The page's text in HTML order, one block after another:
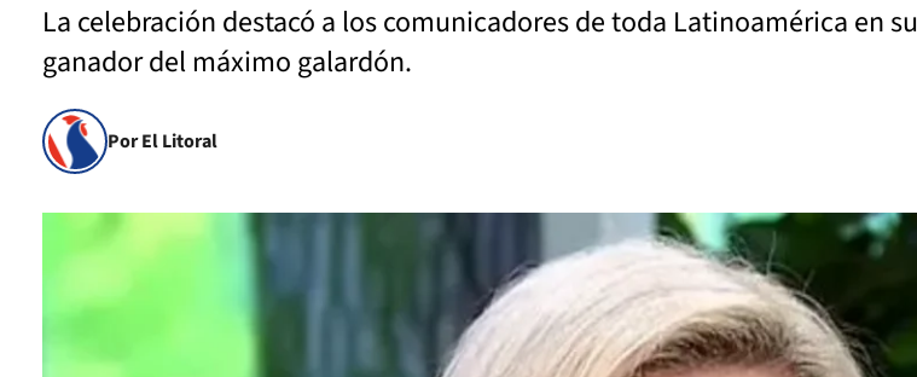
La celebración destacó a los comunicadores de toda Latinoamérica en
ganador del máximo galardón.
Por El Litoral